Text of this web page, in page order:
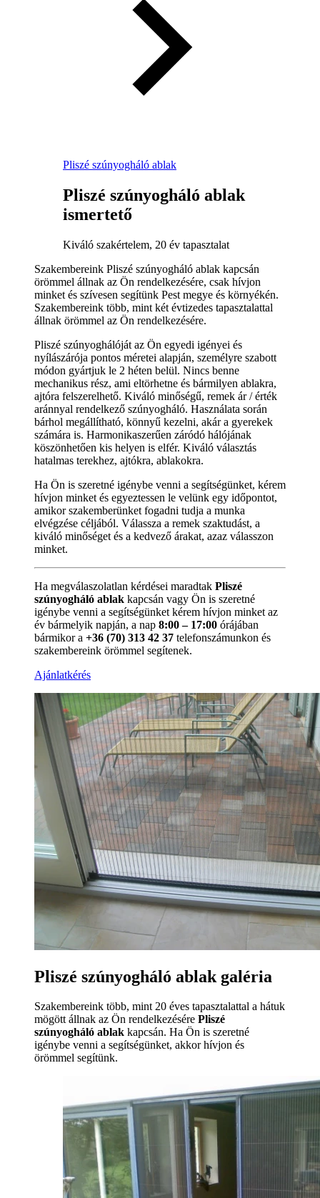
Pliszé szúnyogháló ablak
Pliszé szúnyogháló ablak
ismertető
Kiváló szakértelem, 20 év tapasztalat
Szakembereink Pliszé szúnyogháló ablak kapcsán
örömmel állnak az Ön rendelkezésére, csak hívjon
minket és szívesen segítünk Pest megye és környékén.
Szakembereink több, mint két évtizedes tapasztalattal
állnak örömmel az Ön rendelkezésére.
Pliszé szúnyoghálóját az Ön egyedi igényei és
nyílászárója pontos méretei alapján, személyre szabott
módon gyártjuk le 2 héten belül. Nincs benne
mechanikus rész, ami eltörhetne és bármilyen ablakra,
ajtóra felszerelhető. Kiváló minőségű, remek ár / érték
aránnyal rendelkező szúnyogháló. Használata során
bárhol megállítható, könnyű kezelni, akár a gyerekek
számára is. Harmonikaszerűen záródó hálójának
köszönhetően kis helyen is elfér. Kiváló választás
hatalmas terekhez, ajtókra, ablakokra.
Ha Ön is szeretné igénybe venni a segítségünket, kérem
hívjon minket és egyeztessen le velünk egy időpontot,
amikor szakemberünket fogadni tudja a munka
elvégzése céljából. Válassza a remek szaktudást, a
kiváló minőséget és a kedvező árakat, azaz válasszon
minket.
Ha megválaszolatlan kérdései maradtak Pliszé
szúnyogháló ablak kapcsán vagy Ön is szeretné
igénybe venni a segítségünket kérem hívjon minket az
év bármelyik napján, a nap 8:00 – 17:00 órájában
bármikor a +36 (70) 313 42 37 telefonszámunkon és
szakembereink örömmel segítenek.
Ajánlatkérés
Pliszé szúnyogháló ablak galéria
Szakembereink több, mint 20 éves tapasztalattal a hátuk
mögött állnak az Ön rendelkezésére Pliszé
szúnyogháló ablak kapcsán. Ha Ön is szeretné
igénybe venni a segítségünket, akkor hívjon és
örömmel segítünk.